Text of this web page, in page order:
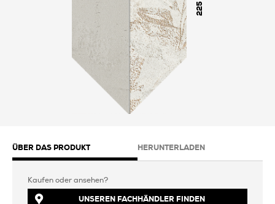
225
ÜBER DAS PRODUKT HERUNTERLADEN
Kaufen oder ansehen?
UNSEREN FACHHÄNDLER FINDEN